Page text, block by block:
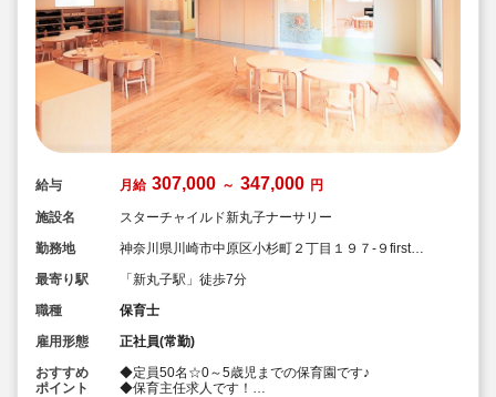
給与 月給 307,000 ～ 347,000 円
施設名
スターチャイルド新丸子ナーサリー
勤務地
神奈川県川崎市中原区小杉町２丁目１９７-９first
最寄り駅
「新丸子駅」徒歩7分
職種
保育士
雇用形態
正社員(常勤)
おすすめ
ポイント
◆定員50名☆0～5歳児までの保育園です♪
◆保育主任求人です！